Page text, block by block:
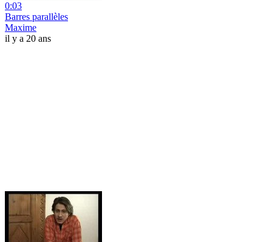
0:03
Barres parallèles
Maxime
il y a 20 ans